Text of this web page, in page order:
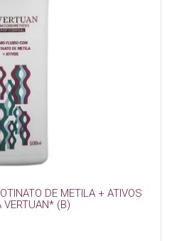
DE METILA + ATIVOS
VERTUAN* (B)